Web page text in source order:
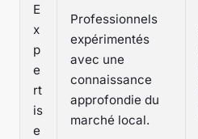
E
x
p
e
rt
is
e
Professionnels
expérimentés
avec une
connaissance
approfondie du
marché local.